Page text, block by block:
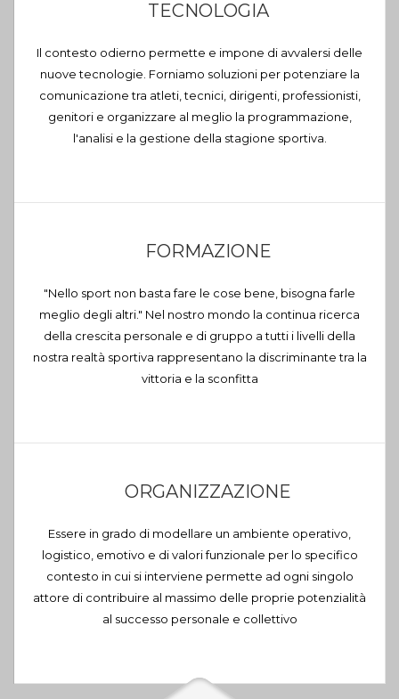
TECNOLOGIA
Il contesto odierno permette e impone di avvalersi delle
nuove tecnologie. Forniamo soluzioni per potenziare la
comunicazione tra atleti, tecnici, dirigenti, professionisti,
genitori e organizzare al meglio la programmazione,
l'analisi e la gestione della stagione sportiva.
FORMAZIONE
"Nello sport non basta fare le cose bene, bisogna farle
meglio degli altri." Nel nostro mondo la continua ricerca
della crescita personale e di gruppo a tutti i livelli della
nostra realtà sportiva rappresentano la discriminante tra la
vittoria e la sconfitta
ORGANIZZAZIONE
Essere in grado di modellare un ambiente operativo,
logistico, emotivo e di valori funzionale per lo specifico
contesto in cui si interviene permette ad ogni singolo
attore di contribuire al massimo delle proprie potenzialità
al successo personale e collettivo